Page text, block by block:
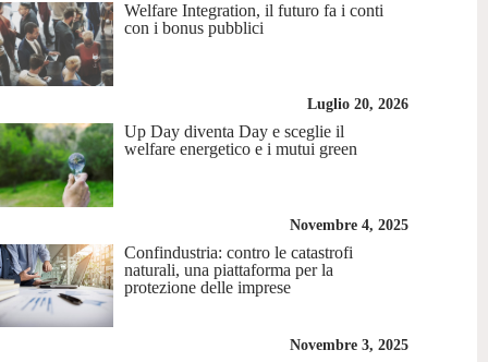
Welfare Integration, il futuro fa i conti
con i bonus pubblici
Luglio 20, 2026
Up Day diventa Day e sceglie il
welfare energetico e i mutui green
Novembre 4, 2025
Confindustria: contro le catastrofi
naturali, una piattaforma per la
protezione delle imprese
Novembre 3, 2025